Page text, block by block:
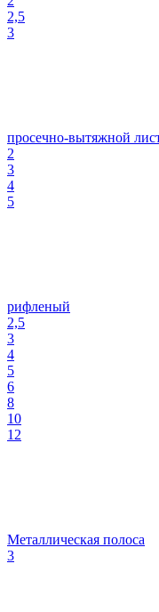
2,5
3
просечно-вытяжной
2
3
4
5
рифленый
2,5
3
4
5
6
8
10
12
Металлическая полоса
3